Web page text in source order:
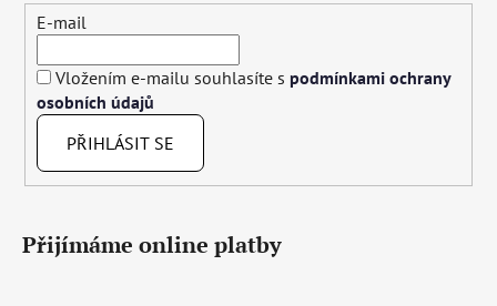
E-mail
Vložením e-mailu souhlasíte s podmínkami ochrany
osobních údajů
PŘIHLÁSIT SE
Přijímáme online platby